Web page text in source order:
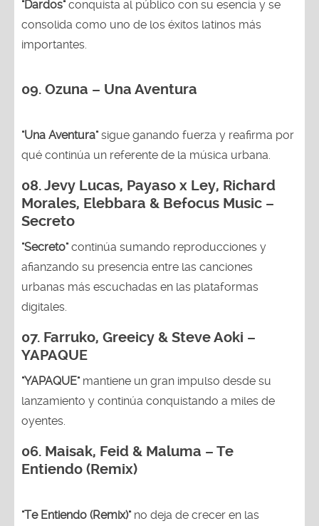
"Dardos"conquista al público con su esencia y se
consolida como uno de los éxitos latinos más
importantes.
09. Ozuna – Una Aventura
"Una Aventura"sigue ganando fuerza y reafirma por
qué continúa un referente de la música urbana.
08. Jevy Lucas, Payaso x Ley, Richard
Morales, Elebbara & Befocus Music –
Secreto
"Secreto"continúa sumando reproducciones y
afianzando su presencia entre las canciones
urbanas más escuchadas en las plataformas
digitales.
07. Farruko, Greeicy & Steve Aoki –
YAPAQUE
"YAPAQUE"mantiene un gran impulso desde su
lanzamiento y continúa conquistando a miles de
oyentes.
06. Maisak, Feid & Maluma – Te
Entiendo (Remix)
"Te Entiendo (Remix)"no deja de crecer en las